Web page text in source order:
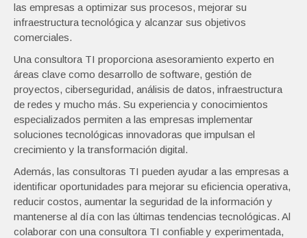
las empresas a optimizar sus procesos, mejorar su
infraestructura tecnológica y alcanzar sus objetivos
comerciales.
Una consultora TI proporciona asesoramiento experto en
áreas clave como desarrollo de software, gestión de
proyectos, ciberseguridad, análisis de datos, infraestructura
de redes y mucho más. Su experiencia y conocimientos
especializados permiten a las empresas implementar
soluciones tecnológicas innovadoras que impulsan el
crecimiento y la transformación digital.
Además, las consultoras TI pueden ayudar a las empresas a
identificar oportunidades para mejorar su eficiencia operativa,
reducir costos, aumentar la seguridad de la información y
mantenerse al día con las últimas tendencias tecnológicas. Al
colaborar con una consultora TI confiable y experimentada,